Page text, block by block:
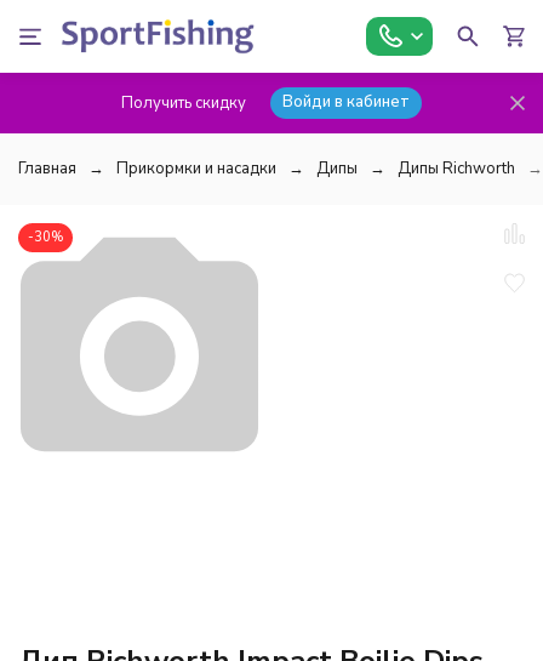
Получить скидку Войди в кабинет
Главная Прикормки и насадки Дипы Дипы Richworth
-30%